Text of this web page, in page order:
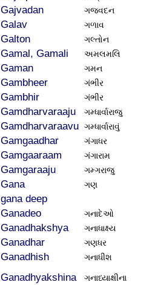
Gajvadan ગજવદન
Galav ગળાવ
Galton ગલ્તોન
Gamal, Gamali અમલમલિ
Gaman ગમન
Gambheer ગંભીર
Gambhir ગંભીર
Gamdharvaraaju ગમ્ધાર્વારાજુ
Gamdharvaraavu ગમ્ધાર્વારાવું
Gamgaadhar ગંગાધર
Gamgaaraam ગંગારામ
Gamgaraaju ગમ્ગરાજુ
Gana ગણ
gana deep
Ganadeo
ગનાદેઓ
Ganadhakshya ગનાધાક્ષ્ય
Ganadhar ગણધર
Ganadhish ગનાધીશ
Ganadhyakshina ગનાધ્યાક્ષીના